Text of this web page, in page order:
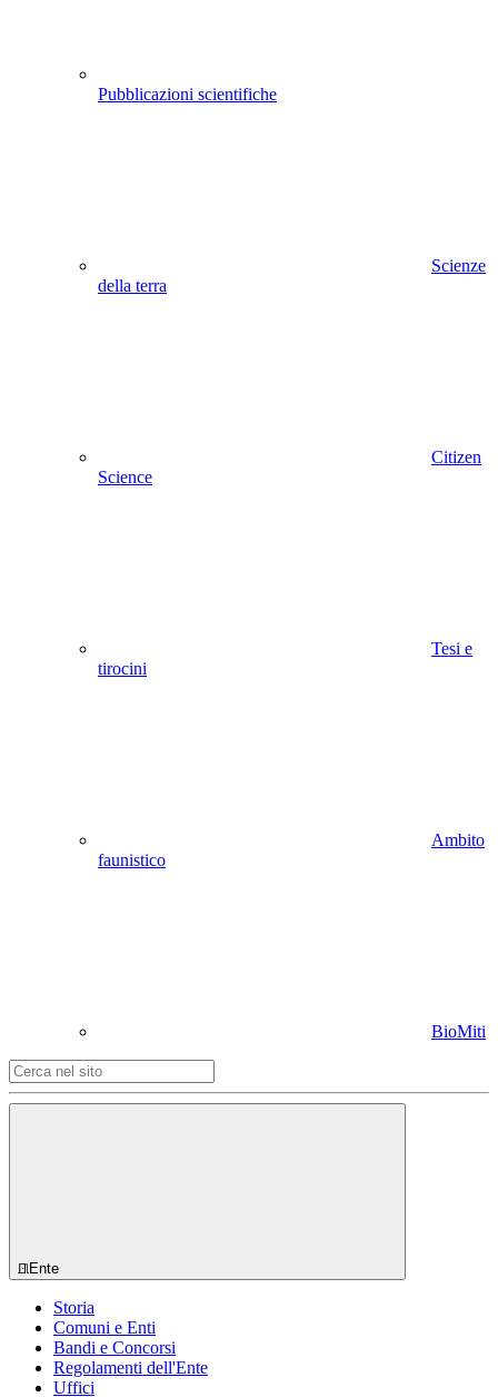
Pubblicazioni scientifiche
Scienze
della terra
Citizen
Science
Tesi e
tirocini
Ambito
faunistico
BioMiti
Ente
Storia
Comuni e Enti
Bandi e Concorsi
Regolamenti dell'Ente
Uffici